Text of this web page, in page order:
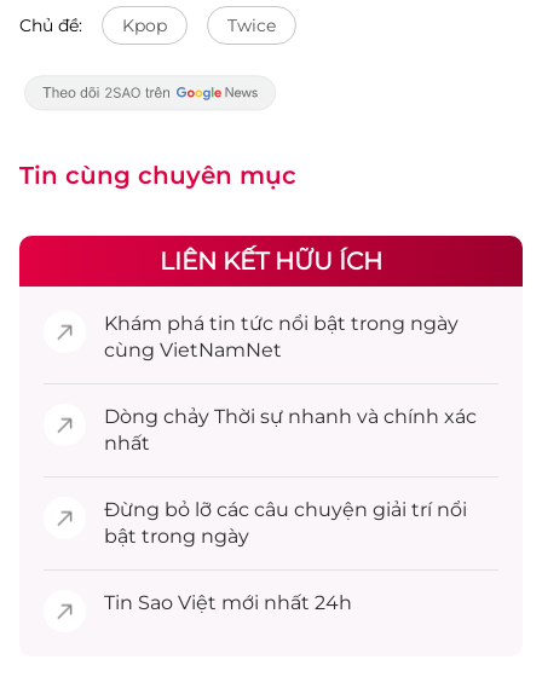
Chủ đề: Kpop Twice
Tin cùng chuyên mục
LIÊN KẾT HỮU ÍCH
Khám phá tin tức nổi bật trong ngày
cùng VietNamNet
Dòng chảy Thời sự nhanh và chính xác
nhất
Đừng bỏ lỡ các câu chuyện giải trínổi
bật trong ngày
Tin Sao Việt mới nhất 24h